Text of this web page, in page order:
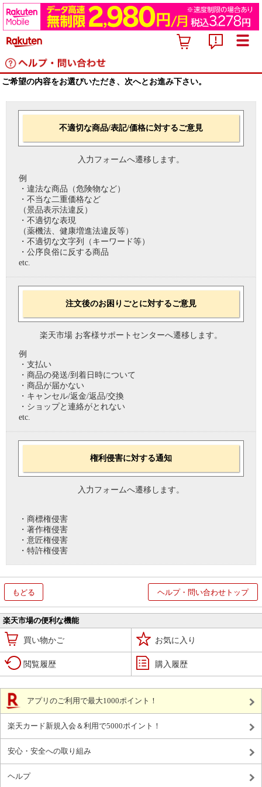
ご希望の内容をお選びいただき、次へとお進み下さい。
不適切な商品/表記/価格に対するご意見
入力フォームへ遷移します。
例
・違法な商品（危険物など）
・不当な二重価格など
（景品表示法違反）
・不適切な表現
（薬機法、健康増進法違反等）
・不適切な文字列（キーワード等）
・公序良俗に反する商品
etc.
注文後のお困りごとに対するご意見
楽天市場 お客様サポートセンターへ遷移します。
例
・支払い
・商品の発送/到着日時について
・商品が届かない
・キャンセル/返金/返品/交換
・ショップと連絡がとれない
etc.
権利侵害に対する通知
入力フォームへ遷移します。
・商標権侵害
・著作権侵害
・意匠権侵害
・特許権侵害
もどる ヘルプ・問い合わせトップ
楽天市場の便利な機能
買い物かご お気に入り
閲覧履歴 購入履歴
アプリのご利用で最大1000ポイント！
楽天カード新規入会＆利用で5000ポイント！
安心・安全への取り組み
ヘルプ